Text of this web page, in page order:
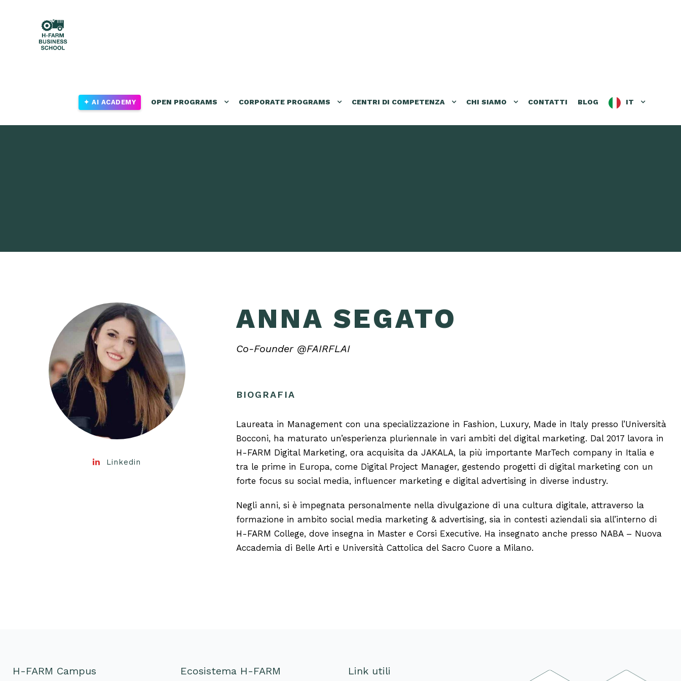
✦ AI ACADEMY OPEN PROGRAMS CORPORATE PROGRAMS CENTRI DI COMPETENZA CHI SIAMO CONTATTI BLOG IT
Linkedin
ANNA SEGATO
Co-Founder @FAIRFLAI
BIOGRAFIA
Laureata in Management con una specializzazione in Fashion, Luxury, Made in Italy presso l’Università
Bocconi, ha maturato un’esperienza pluriennale in vari ambiti del digital marketing. Dal 2017 lavora in
H-FARM Digital Marketing, ora acquisita da JAKALA, la più importante MarTech company in Italia e
tra le prime in Europa,come Digital Project Manager, gestendo progetti di digital marketing con un
forte focus su social media, influencer marketing e digital advertising in diverse industry.
Negli anni, si è impegnata personalmente nella divulgazione di una cultura digitale, attraverso la
formazione in ambito social media marketing & advertising, sia in contesti aziendali sia all’interno di
H-FARM College, dove insegna in Master e Corsi Executive. Ha insegnato anche presso NABA – Nuova
Accademia di Belle Arti e Università Cattolica del Sacro Cuore a Milano.
H-FARM Campus Ecosistema H-FARM Link utili